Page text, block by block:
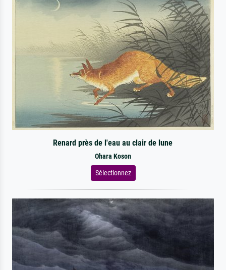
Renard près de l'eau au clair de lune
Ohara Koson
Sélectionnez